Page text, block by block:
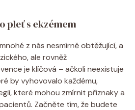
pleť s ekzémem
z nás nesmírně obtěžující, a
ale rovněž
je klíčová – ačkoli⁢ neexistuje
by‌ vyhovovalo každému,
které mohou zmírnit příznaky a
Začněte tím, že budete